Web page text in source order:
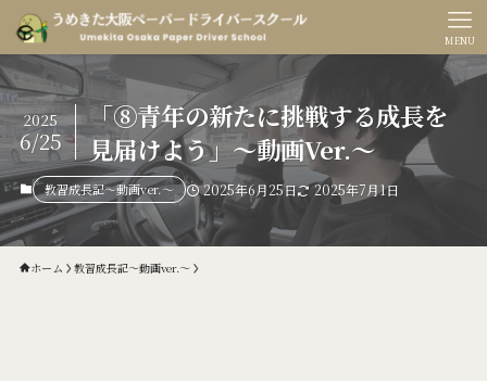
MENU
「⑧青年の新たに挑戦する成長を
見届けよう」〜動画Ver.〜
2025
6/25
教習成長記〜動画ver.〜 2025年6月25日 2025年7月1日
ホーム 教習成長記〜動画ver.〜